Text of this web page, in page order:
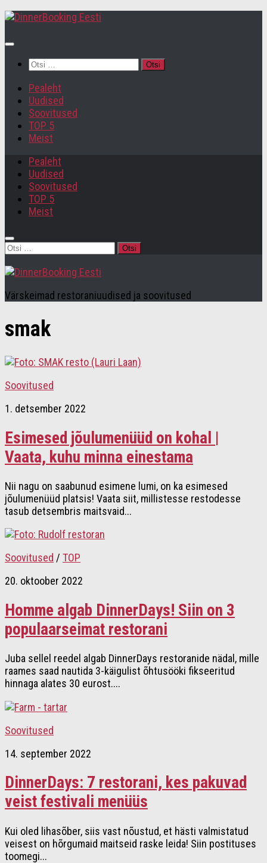
Otsi:
Pealeht
Uudised
Soovitused
TOP 5
Meist
Pealeht
Uudised
Soovitused
TOP 5
Meist
Otsi:
Värskeimad restoraniuudised ja soovitused
smak
Soovitused
1. detsember 2022
Esimesed jõulumenüüd on kohal |
Vaata, kuhu minna einestama
Nii nagu on saabunud esimene lumi, on ka esimesed
jõulumenüüd platsis! Vaata siit, millistesse restodesse
tasub detsembris maitsvaid...
Soovitused / TOP
20. oktoober 2022
Homme algab DinnerDays! Siin on 3
populaarseimat restorani
Juba sellel reedel algab DinnerDays restoranide nädal, mille
raames saad nautida 3-käigulist õhtusööki fikseeritud
hinnaga alates 30 eurost....
Soovitused
14. september 2022
DinnerDays: 7 restorani, kes pakuvad
veist festivali menüüs
Kui oled lihasõber, siis vast nõustud, et hästi valmistatud
veisest on hõrgumaid maitseid raske leida! Siin postituses
toomegi...